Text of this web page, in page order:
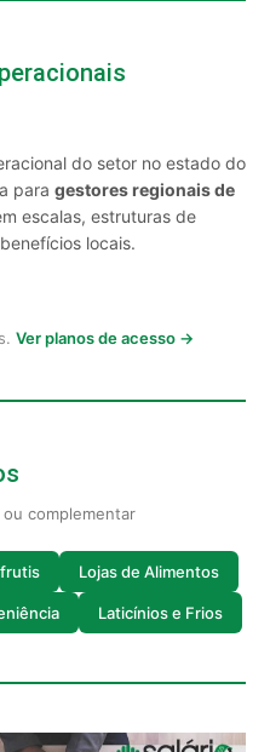
do setor no estado do
para gestores regionais de
escalas, estruturas de
locais.
Ver planos de acesso →
complementar
Lojas de Alimentos
Laticínios e Frios